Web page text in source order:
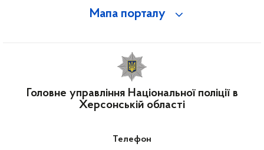
Мапа порталу
Головне управління Національної поліції в
Херсонській області
Телефон